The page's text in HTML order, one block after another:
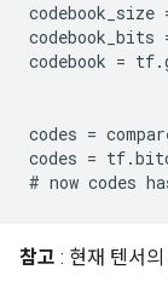
codebook_size
codebook_bits
codebook = tf.
codes =
codes = tf.
# now codes
참고 : 현재 텐서